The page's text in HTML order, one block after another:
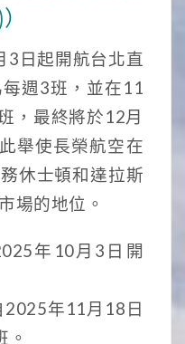
3日起開航台北直
週3班，並在11
，最終將於12月
舉使長榮航空在
休士頓和達拉斯
場的地位。
年10月3日開
2025年11月18日
。